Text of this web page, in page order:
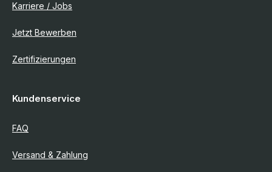
Karriere / Jobs
Jetzt Bewerben
Zertifizierungen
Kundenservice
FAQ
Versand & Zahlung